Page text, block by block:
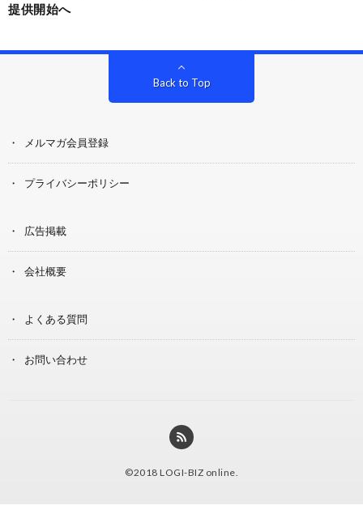
提供開始へ
Back to Top
メルマガ会員登録
プライバシーポリシー
広告掲載
会社概要
よくある質問
お問い合わせ
©2018 LOGI-BIZ online